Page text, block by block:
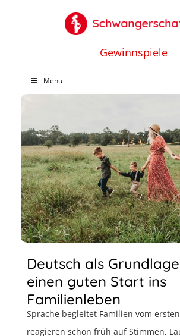
Gewinnspiele
Menu
Deutsch als
einen guten Start ins
Familienleben
Sprache begleitet Familien vom
reagieren schon früh auf Stimmen,